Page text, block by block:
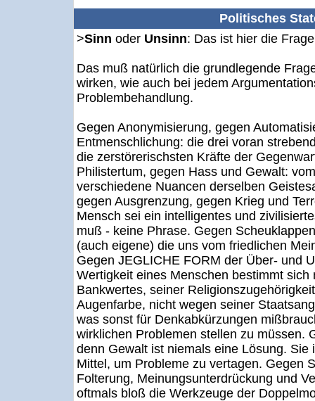
Politisches
>Sinn oder Unsinn: Das ist hier die
Das muß natürlich die grundlegende
wirken, wie auch bei jedem
Problembehandlung.
Gegen Anonymisierung, gegen
Entmenschlichung: die drei voran
die zerstörerischsten Kräfte der
Philistertum, gegen Hass und Gewalt:
verschiedene Nuancen derselben
gegen Ausgrenzung, gegen Krieg und
Mensch sei ein intelligentes und
muß - keine Phrase. Gegen
(auch eigene) die uns vom friedlichen
Gegen JEGLICHE FORM der Über- und
Wertigkeit eines Menschen bestimmt sich
Bankwertes, seiner
Augenfarbe, nicht wegen seiner
was sonst für Denkabkürzungen
wirklichen Problemen stellen zu müssen.
denn Gewalt ist niemals eine Lösung.
Mittel, um Probleme zu vertagen. Gegen
Folterung, Meinungsunterdrückung und
oftmals bloß die Werkzeuge der